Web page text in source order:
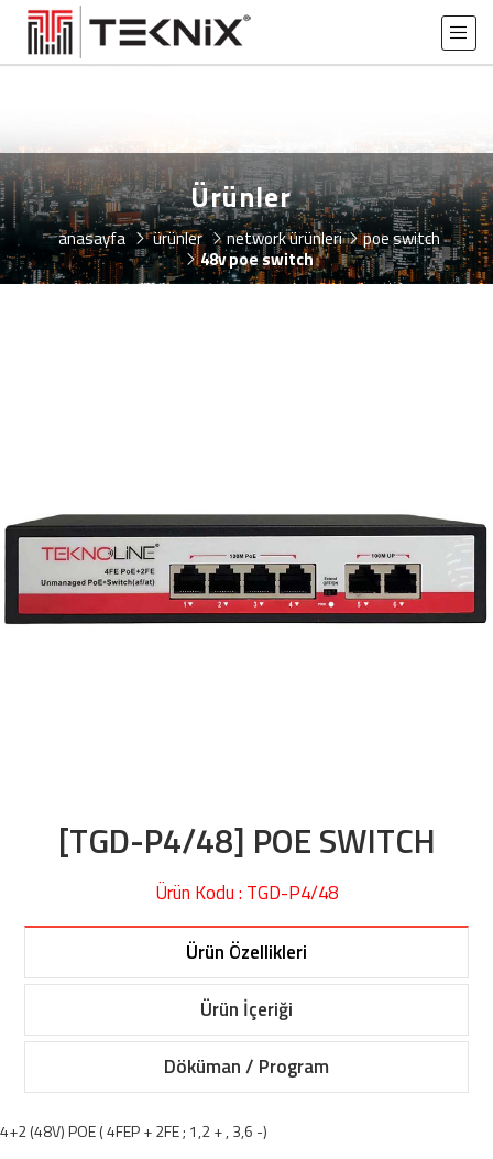
Ürünler
anasayfa ürünler network ürünleri̇
poe switch
48v poe switch
[TGD-P4/48] POE SWITCH
Ürün Kodu : TGD-P4/48
Ürün Özellikleri
Ürün İçeriği
Döküman / Program
4+2 (48V) POE ( 4FEP + 2FE ; 1,2 + , 3,6 -)